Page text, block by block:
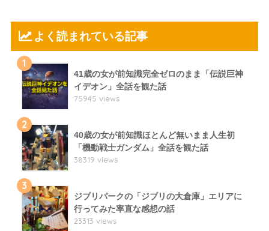
よく読まれている記事
1
41歳の女が前知識完全ゼロのまま「伝説巨神
イデオン」全話を観た話
75945 views
2
40歳の女が前知識ほとんど無いまま人生初
「機動戦士ガンダム」全話を観た話
38319 views
3
ジブリパークの「ジブリの大倉庫」エリアに
行ってみた率直な感想の話
23313 views